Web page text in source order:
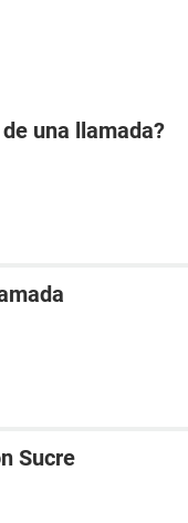
una llamada?
Sucre